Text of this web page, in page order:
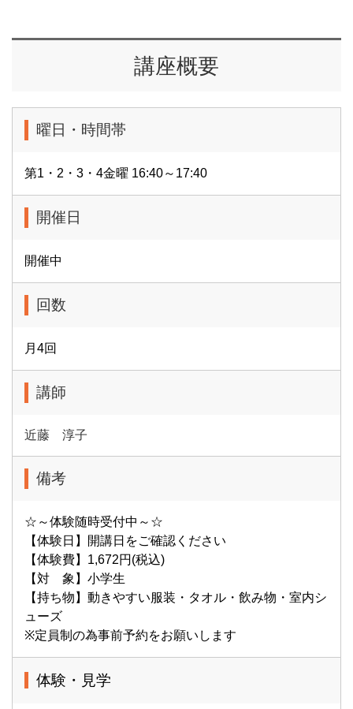
講座概要
曜日・時間帯
第1・2・3・4金曜 16:40～17:40
開催日
開催中
回数
月4回
講師
近藤 淳子
備考
☆～体験随時受付中～☆
【体験日】開講日をご確認ください
【体験費】1,672円(税込)
【対 象】小学生
【持ち物】動きやすい服装・タオル・飲み物・室内シ
ューズ
※定員制の為事前予約をお願いします
体験・見学